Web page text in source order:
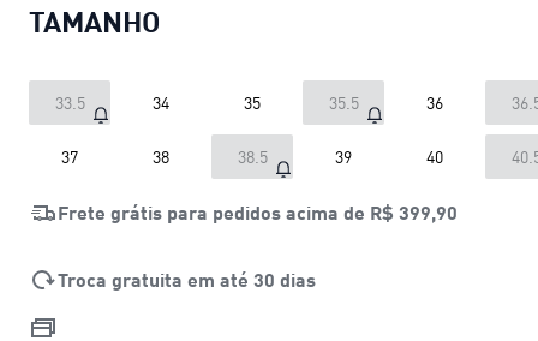
TAMANHO
33.5 34 35 35.5 36
37 38 38.5 39 40
Frete grátis para pedidos acima de R$ 399,90
Troca gratuita em até 30 dias